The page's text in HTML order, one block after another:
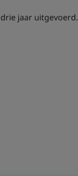
jaar uitgevoerd.